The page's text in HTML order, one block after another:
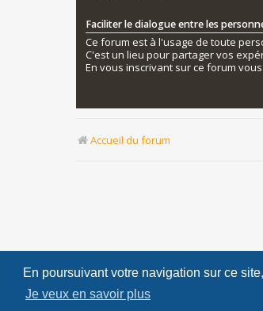
En poursuivant votre navigation sur ce
Je veux en savoir plus
Faciliter le dialogue entre les
Ce forum est à l'usage de toute
C'est un lieu pour partager vos
En vous inscrivant sur ce forum
Accueil du forum